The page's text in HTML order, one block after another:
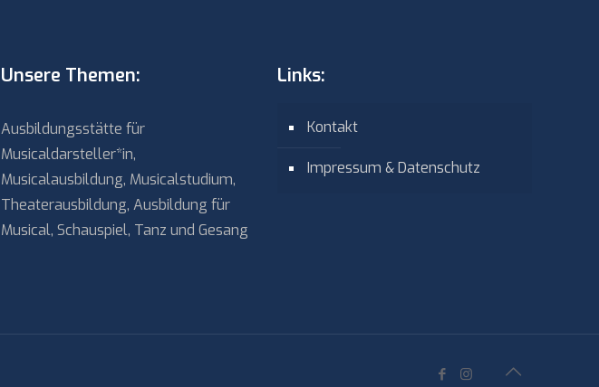
Unsere Themen:
Ausbildungsstätte für
Musicaldarsteller*in,
Musicalausbildung, Musicalstudium,
Theaterausbildung, Ausbildung für
Musical, Schauspiel, Tanz und Gesang
Links:
Kontakt
Impressum & Datenschutz